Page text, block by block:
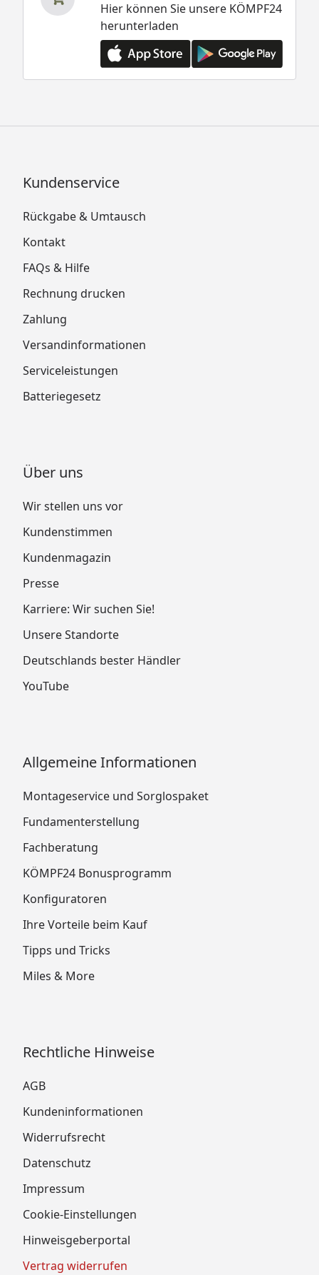
Hier können Sie unsere KÖMPF24
herunterladen
Kundenservice
Rückgabe & Umtausch
Kontakt
FAQs & Hilfe
Rechnung drucken
Zahlung
Versandinformationen
Serviceleistungen
Batteriegesetz
Über uns
Wir stellen uns vor
Kundenstimmen
Kundenmagazin
Presse
Karriere: Wir suchen Sie!
Unsere Standorte
Deutschlands bester Händler
YouTube
Allgemeine Informationen
Montageservice und Sorglospaket
Fundamenterstellung
Fachberatung
KÖMPF24 Bonusprogramm
Konfiguratoren
Ihre Vorteile beim Kauf
Tipps und Tricks
Miles & More
Rechtliche Hinweise
AGB
Kundeninformationen
Widerrufsrecht
Datenschutz
Impressum
Cookie-Einstellungen
Hinweisgeberportal
Vertrag widerrufen